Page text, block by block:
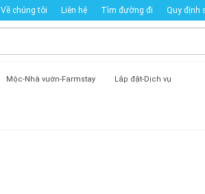
Về chúng tôi Liên hệ Tìm đường đi Quy định
Mộc-Nhà vườn-Farmstay Lắp đặt-Dịch vụ